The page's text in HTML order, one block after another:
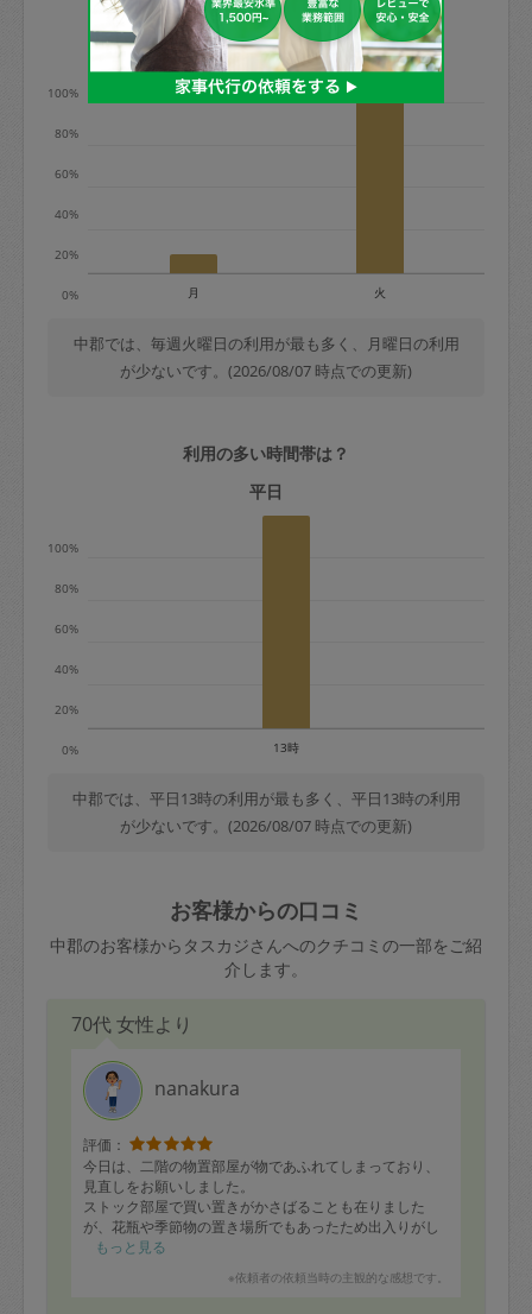
※例：依頼日時／土曜日午前9時開始の場
合、水曜日午前9時以降はキャンセル料が
＋交通費全額
依頼者不在による当日キャンセル＝依頼
金額の100%＋交通費全額
定期契約をキャンセルする場合、毎週定
期は月2回まで隔週定期は月1回までキャ
ンセル料は発生しません。それ以上はキ
定期依頼1回（3時間）の金額とスポット
1回（3時間）依頼した場合の金額の差額
利用します。注意しなくてはいけない点
はありますか？
利用の多い曜日は？
0%
20%
40%
60%
80%
100%
月 火
中郡では、毎週火曜日の利用が最も多く、月曜日の利用
が少ないです。(2026/08/07 時点での更新)
利用の多い時間帯は？
平日
0%
20%
40%
60%
80%
100%
13時
中郡では、平日13時の利用が最も多く、平日13時の利用
が少ないです。(2026/08/07 時点での更新)
お客様からの口コミ
中郡のお客様からタスカジさんへのクチコミの一部をご紹
介します。
70代 女性より
nanakura
評価：
今日は、二階の物置部屋が物であふれてしまっており、
見直しをお願いしました。
ストック部屋で買い置きがかさばることも在りました
が、花瓶や季節物の置き場所でもあったため出入りがし
にくくなってしまっていたため、片づけもかねて再度片
犬も家族に増えトイレシート、トイレットペーパー、キ
もっと見る
※依頼者の依頼当時の主観的な感想です。